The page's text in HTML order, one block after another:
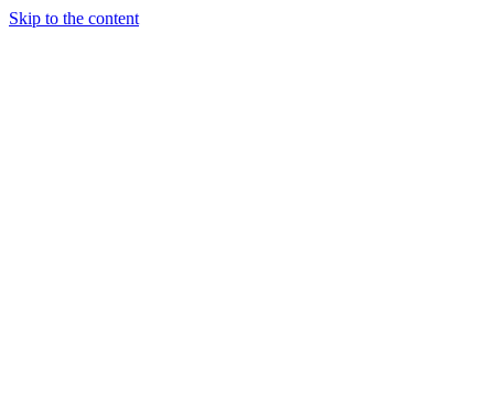
Skip to the content